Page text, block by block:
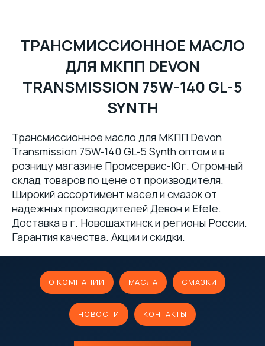
ТРАНСМИССИОННОЕ МАСЛО
ДЛЯ МКПП DEVON
TRANSMISSION 75W-140 GL-5
SYNTH
Трансмиссионное масло для МКПП Devon
Transmission 75W-140 GL-5 Synth оптом и в
розницу магазине Промсервис-Юг. Огромный
склад товаров по цене от производителя.
Широкий ассортимент масел и смазок от
надежных производителей Девон и Efele.
Доставка в г. Новошахтинск и регионы России.
Гарантия качества. Акции и скидки.
О КОМПАНИИ МАСЛА СМАЗКИ
НОВОСТИ КОНТАКТЫ